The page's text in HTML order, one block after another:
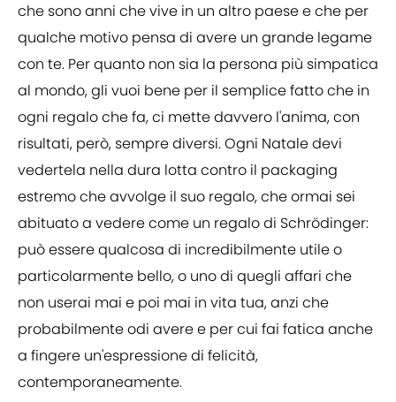
che sono anni che vive in un altro paese e che per
qualche motivo pensa di avere un grande legame
con te. Per quanto non sia la persona più simpatica
al mondo, gli vuoi bene per il semplice fatto che in
ogni regalo che fa, ci mette davvero l'anima, con
risultati, però, sempre diversi. Ogni Natale devi
vedertela nella dura lotta contro il packaging
estremo che avvolge il suo regalo, che ormai sei
abituato a vedere come un regalo di Schrödinger:
può essere qualcosa di incredibilmente utile o
particolarmente bello, o uno di quegli affari che
non userai mai e poi mai in vita tua, anzi che
probabilmente odi avere e per cui fai fatica anche
a fingere un'espressione di felicità,
contemporaneamente.